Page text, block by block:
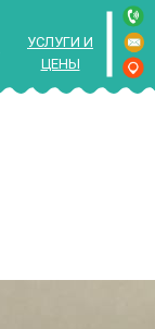
УСЛУГИ И
ЦЕНЫ